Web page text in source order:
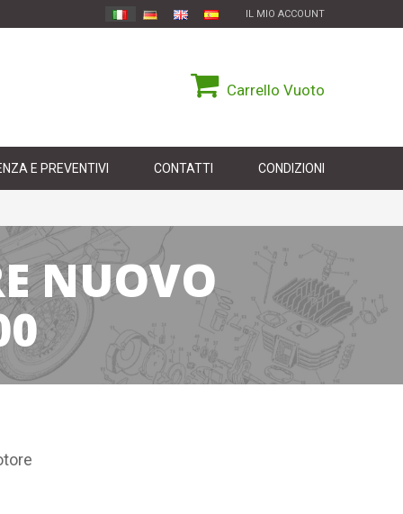
IL MIO ACCOUNT
Carrello Vuoto
E PREVENTIVI CONTATTI CONDIZIONI
NUOVO